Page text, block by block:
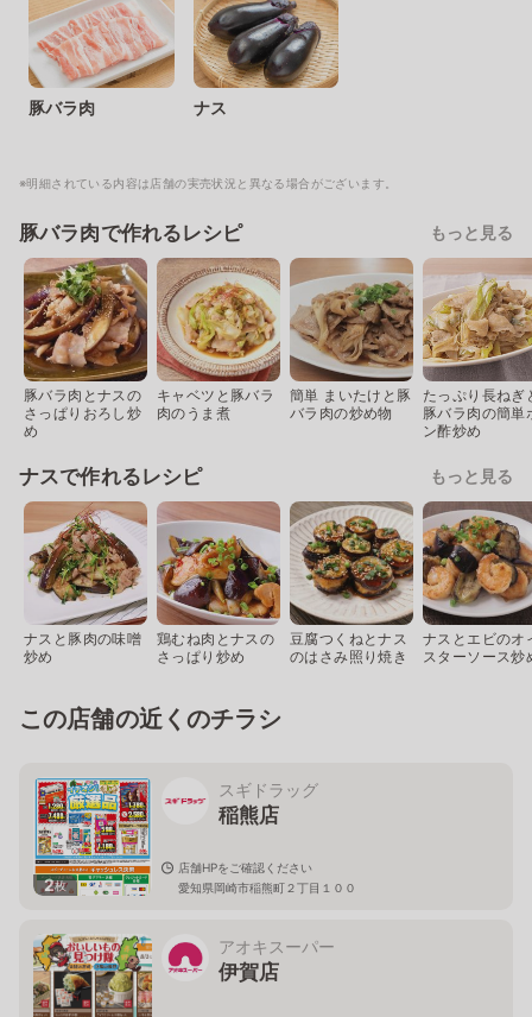
豚バラ肉 ナス
※明細されている内容は店舗の実売状況と異なる場合がございます。
豚バラ肉で作れるレシピ もっと見る
豚バラ肉とナスの
さっぱりおろし炒
め
キャベツと豚バラ
肉のうま煮
簡単 まいたけと豚
バラ肉の炒め物
たっぷり長ねぎ
豚バラ肉の簡単
ン酢炒め
ナスで作れるレシピ もっと見る
ナスと豚肉の味噌
炒め
鶏むね肉とナスの
さっぱり炒め
豆腐つくねとナス
のはさみ照り焼き
ナスとエビのオ
スターソース炒
この店舗の近くのチラシ
2枚
スギドラッグ
稲熊店
店舗HPをご確認ください
愛知県岡崎市稲熊町２丁目１００
アオキスーパー
伊賀店